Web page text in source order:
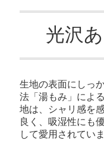
光沢
生地の表面にしっ
法「湯もみ」によ
地は、シャリ感を
良く、吸湿性にも
して愛用されていま